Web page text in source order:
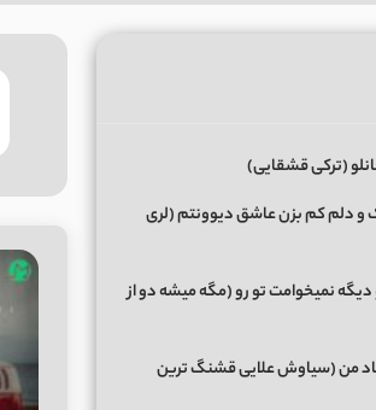
(ترکی قشقایی)
دلم کم بزن عاشق دیوونتم (لری
نمیخوامت تو رو (مگه میشه دو از
یاد من (سیاوش علایی قشنگ ترین